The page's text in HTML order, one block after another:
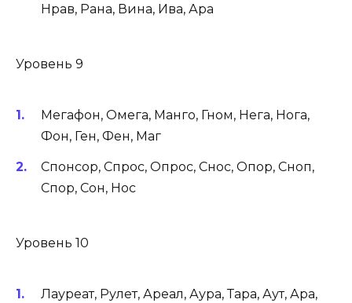
Нрав, Рана, Вина, Ива, Ара
Уровень 9
Мегафон, Омега, Манго, Гном, Нега, Нога,
Фон, Ген, Фен, Маг
Спонсор, Спрос, Опрос, Снос, Опор, Сноп,
Спор, Сон, Нос
Уровень 10
Лауреат, Рулет, Ареал, Аура, Тара, Аут, Ара,